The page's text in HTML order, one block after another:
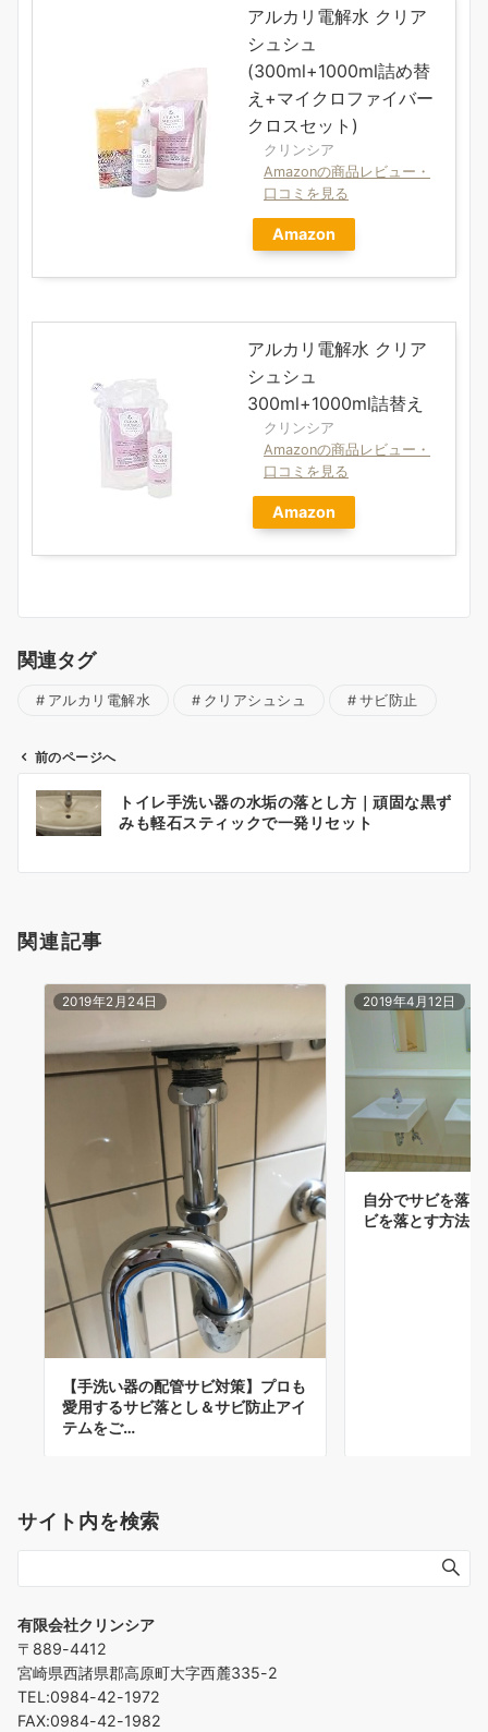
アルカリ電解水 クリア
シュシュ
(300ml+1000ml詰め替
え+マイクロファイバー
クロスセット)
クリンシア
Amazonの商品レビュー・
口コミを見る
Amazon
アルカリ電解水 クリア
シュシュ
300ml+1000ml詰替え
クリンシア
Amazonの商品レビュー・
口コミを見る
Amazon
関連タグ
アルカリ電解水 クリアシュシュ サビ防止
シ
前のページへ
トイレ手洗い器の水垢の落とし方｜頑固な黒ず
みも軽石スティックで一発リセット
関連記事
2019年2月24日
【手洗い器の配管サビ対策】プロも
愛用するサビ落とし＆サビ防止アイ
テムをご…
2019年4月12日
自分でサビを落
ビを落とす方法
サイト内を検索
有限会社クリンシア
〒889-4412
宮崎県西諸県郡高原町大字西麓335-2
TEL:0984-42-1972
FAX:0984-42-1982